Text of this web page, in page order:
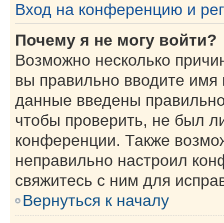
Вход на конференцию и
Почему я не могу войти?
Возможно несколько
вы правильно вводите имя
данные введены
чтобы проверить, не был
конференции. Также
неправильно настроил
свяжитесь с ним для
Вернуться к началу